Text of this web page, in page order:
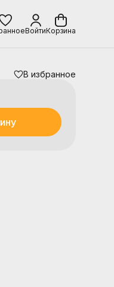
ВойтиКорзина
В избранное